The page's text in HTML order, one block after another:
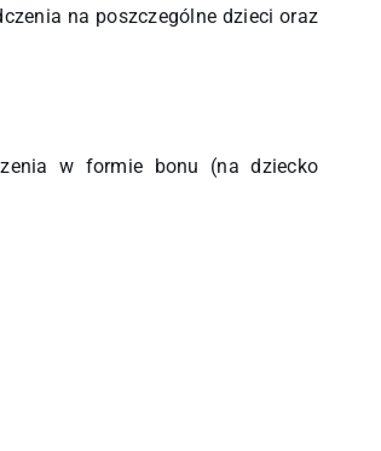
na poszczególne dzieci oraz
w formie bonu (na dziecko